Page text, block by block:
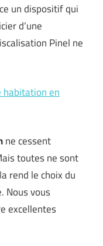
un dispositif qui
d’une
Pinel ne
habitation en
ne cessent
toutes ne sont
rend le choix du
Nous vous
excellentes